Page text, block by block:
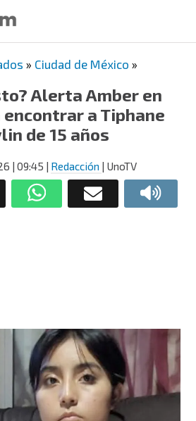
» Ciudad de México »
Alerta Amber en
encontrar a Tiphane
de 15 años
| 09:45 | Redacción | UnoTV